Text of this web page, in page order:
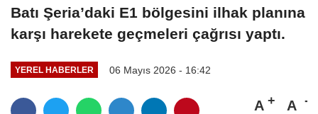
Batı Şeria’daki E1 bölgesini ilhak planına
karşı harekete geçmeleri çağrısı yaptı.
YEREL HABERLER 06 Mayıs 2026 - 16:42
A A